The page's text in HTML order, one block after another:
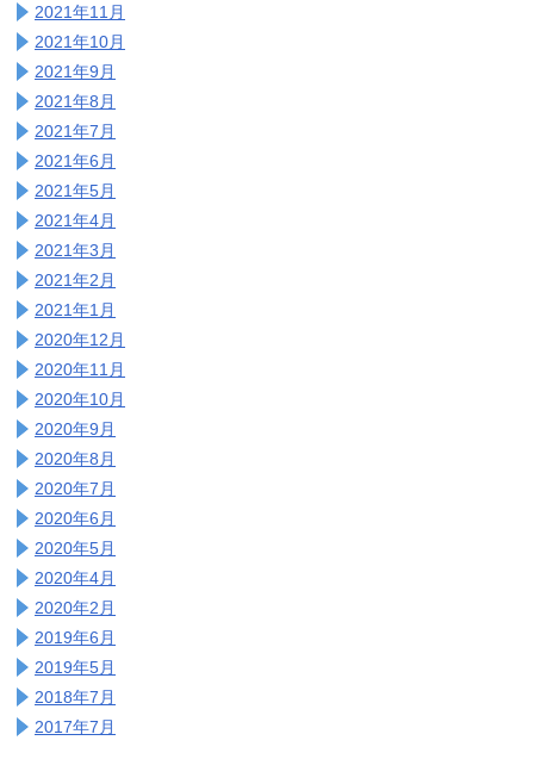
2021年11月
2021年10月
2021年9月
2021年8月
2021年7月
2021年6月
2021年5月
2021年4月
2021年3月
2021年2月
2021年1月
2020年12月
2020年11月
2020年10月
2020年9月
2020年8月
2020年7月
2020年6月
2020年5月
2020年4月
2020年2月
2019年6月
2019年5月
2018年7月
2017年7月